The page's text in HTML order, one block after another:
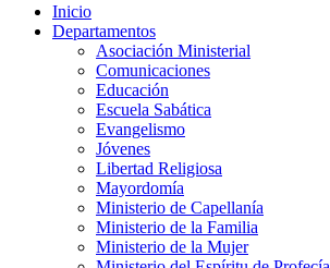
Inicio
Departamentos
Asociación Ministerial
Comunicaciones
Educación
Escuela Sabática
Evangelismo
Jóvenes
Libertad Religiosa
Mayordomía
Ministerio de Capellanía
Ministerio de la Familia
Ministerio de la Mujer